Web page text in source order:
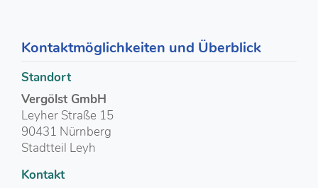
Kontaktmöglichkeiten und Überblick
Standort
Vergölst GmbH
Leyher Straße 15
90431 Nürnberg
Stadtteil Leyh
Kontakt